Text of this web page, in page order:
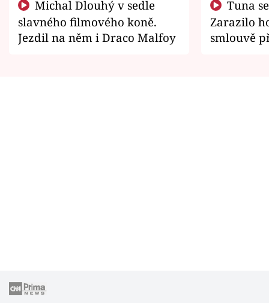
slavného filmového koně.
Jezdil na něm i Draco Malfoy
Zarazilo
smlouvě